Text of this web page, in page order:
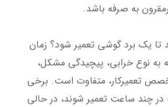
به صرفه باشد.
یک برد گوشی تعمیر شود؟ زمان
به نوع خرابی، پیچیدگی مشکل،
تعمیرکار، متفاوت است. برخی
چند ساعت تعمیر شوند، در حالی